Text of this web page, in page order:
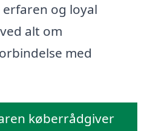
og loyal
alt om
med
køberrådgiver